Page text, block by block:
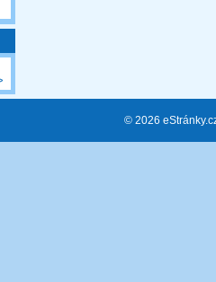
© 2026